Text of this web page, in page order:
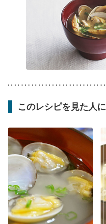
このレシピを見た人